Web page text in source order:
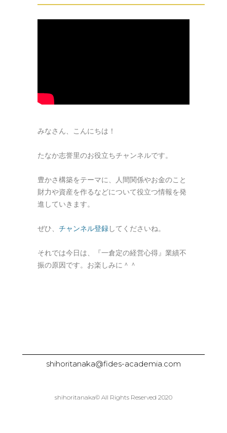
みなさん、こんにちは！
たなか志誉里のお役立ちチャンネルです。
豊かさ構築をテーマに、人間関係やお金のこと
財力や資産を作るなどについて役立つ情報を発
進していきます。
ぜひ、 チャンネル登録してくださいね。
それでは今日は、『一倉定の経営心得』業績不
振の原因です。お楽しみに＾＾
shihoritanaka@fides-academia.com
shihoritanaka© All Rights Reserved 2020